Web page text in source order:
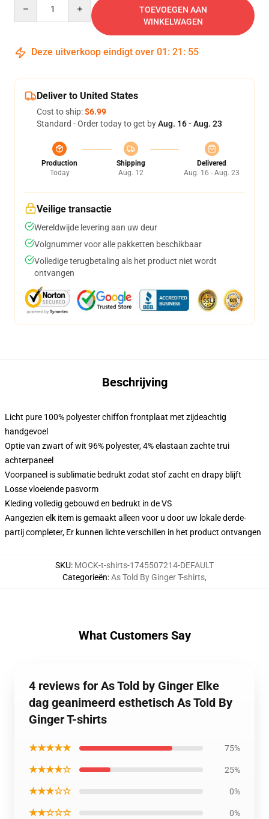
TOEVOEGEN AAN
WINKELWAGEN
Deze uitverkoop eindigt over 01 : 21 : 54
Deliver to United States
Cost to ship:$6.99
Standard - Order today to get byAug. 16 - Aug. 23
Production
Today
Shipping
Aug. 12
Delivered
Aug. 16 - Aug. 23
Veilige transactie
Wereldwijde levering aan uw deur
Volgnummer voor alle pakketten beschikbaar
Volledige terugbetaling als het product niet wordt
ontvangen
Beschrijving
Licht pure 100% polyester chiffon frontplaat met zijdeachtig
handgevoel
Optie van zwart of wit 96% polyester, 4% elastaan zachte trui
achterpaneel
Voorpaneel is sublimatie bedrukt zodat stof zacht en drapy blijft
Losse vloeiende pasvorm
Kleding volledig gebouwd en bedrukt in de VS
Aangezien elk item is gemaakt alleen voor u door uw lokale derde-
partij completer, Er kunnen lichte verschillen in het product ontvangen
SKU: MOCK-t-shirts-1745507214-DEFAULT
Categorieën:As Told By Ginger T-shirts,
What Customers Say
4 reviews for As Told by Ginger Elke
dag geanimeerd esthetisch As Told By
Ginger T-shirts
★★★★★ 75%
★★★★☆ 25%
★★★☆☆ 0%
★★☆☆☆ 0%